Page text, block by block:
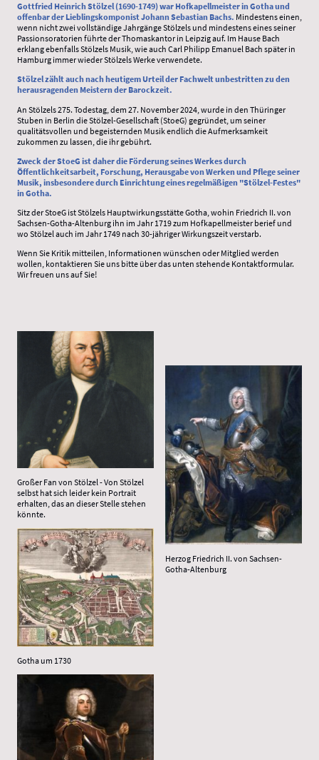
Gottfried Heinrich Stölzel (1690-1749) war Hofkapellmeister in Gotha und
offenbar der Lieblingskomponist Johann Sebastian Bachs. Mindestens einen,
wenn nicht zwei vollständige Jahrgänge Stölzels und mindestens eines seiner
Passionsoratorien führte der Thomaskantor in Leipzig auf. Im Hause Bach
erklang ebenfalls Stölzels Musik, wie auch Carl Philipp Emanuel Bach später in
Hamburg immer wieder Stölzels Werke verwendete.
Stölzel zählt auch nach heutigem Urteil der Fachwelt unbestritten zu den
herausragenden Meistern der Barockzeit.
An Stölzels 275. Todestag, dem 27. November 2024, wurde in den Thüringer
Stuben in Berlin die Stölzel-Gesellschaft (StoeG) gegründet, um seiner
qualitätsvollen und begeisternden Musik endlich die Aufmerksamkeit
zukommen zu lassen, die ihr gebührt.
Zweck der StoeG ist daher die Förderung seines Werkes durch
Öffentlichkeitsarbeit, Forschung, Herausgabe von Werken und Pflege seiner
Musik, insbesondere durch Einrichtung eines regelmäßigen "Stölzel-Festes"
in Gotha.
Sitz der StoeG ist Stölzels Hauptwirkungsstätte Gotha, wohin Friedrich II. von
Sachsen-Gotha-Altenburg ihn im Jahr 1719 zum Hofkapellmeister berief und
wo Stölzel auch im Jahr 1749 nach 30-jähriger Wirkungszeit verstarb.
Wenn Sie Kritik mitteilen, Informationen wünschen oder Mitglied werden
wollen, kontaktieren Sie uns bitte über das unten stehende Kontaktformular.
Wir freuen uns auf Sie!
Großer Fan von Stölzel - Von Stölzel
selbst hat sich leider kein Portrait
erhalten, das an dieser Stelle stehen
könnte.
Gotha um 1730
Herzog Friedrich II. von Sachsen-
Gotha-Altenburg